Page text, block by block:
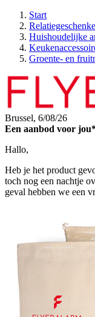
Start
Huishoudelijke
Groente- en
Brussel, 6/08/26
Een aanbod voor
Hallo,
Heb je het product
toch nog een nachtje
geval hebben we een